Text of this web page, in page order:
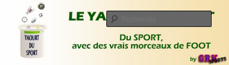
contenu
Le Yaourt du Sport
Du sport avec des vrais morceaux de foot | Gronique's Sports Blog